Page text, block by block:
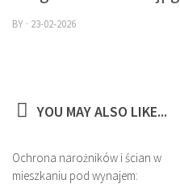
BY · 23-02-2026
YOU MAY ALSO LIKE...
Ochrona narożników i ścian w
mieszkaniu pod wynajem: